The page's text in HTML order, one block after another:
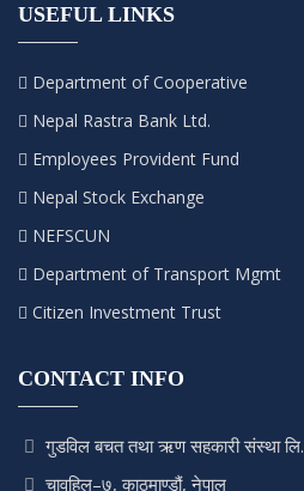
USEFUL LINKS
Department of Cooperative
Nepal Rastra Bank Ltd.
Employees Provident Fund
Nepal Stock Exchange
NEFSCUN
Department of Transport Mgmt
Citizen Investment Trust
CONTACT INFO
गुडविल बचत तथा ऋण सहकारी संस्था लि.
चावहिल–७, काठमाण्डौं, नेपाल